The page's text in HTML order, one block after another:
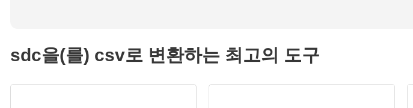
sdc을(를) csv로 변환하는 최고의 도구